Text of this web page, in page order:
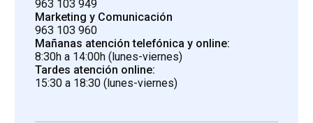
963 103 949
Marketing y Comunicación
963 103 960
Mañanas atención telefónica y online:
8:30h a 14:00h (lunes-viernes)
Tardes atención online:
15:30 a 18:30 (lunes-viernes)